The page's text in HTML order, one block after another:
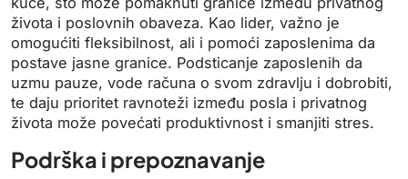
života i poslovnih obaveza. Kao lider, važno je
omogućiti fleksibilnost, ali i pomoći zaposlenima da
postave jasne granice. Podsticanje zaposlenih da
uzmu pauze, vode računa o svom zdravlju i dobrobiti,
te daju prioritet ravnoteži između posla i privatnog
života može povećati produktivnost i smanjiti stres.
Podrška i prepoznavanje